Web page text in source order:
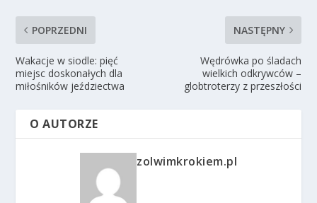
POPRZEDNI
Wakacje w siodle: pięć
miejsc doskonałych dla
miłośników jeździectwa
NASTĘPNY
Wędrówka po śladach
wielkich odkrywców –
globtroterzy z przeszłości
O AUTORZE
zolwimkrokiem.pl